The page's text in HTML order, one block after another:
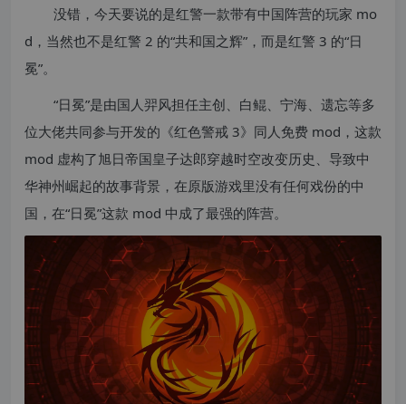
没错，今天要说的是红警一款带有中国阵营的玩家 mo
d，当然也不是红警 2 的“共和国之辉”，而是红警 3 的“日
冕”。
“日冕”是由国人羿风担任主创、白鲲、宁海、遗忘等多
位大佬共同参与开发的《红色警戒 3》同人免费 mod，这款
mod 虚构了旭日帝国皇子达郎穿越时空改变历史、导致中
华神州崛起的故事背景，在原版游戏里没有任何戏份的中
国，在“日冕”这款 mod 中成了最强的阵营。